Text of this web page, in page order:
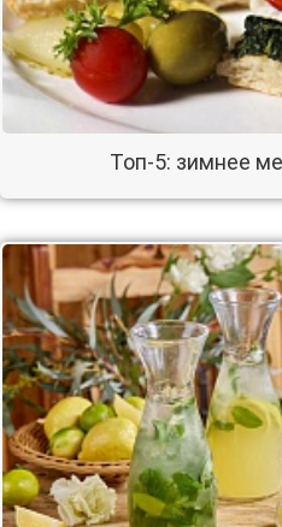
Топ-5: зимнее